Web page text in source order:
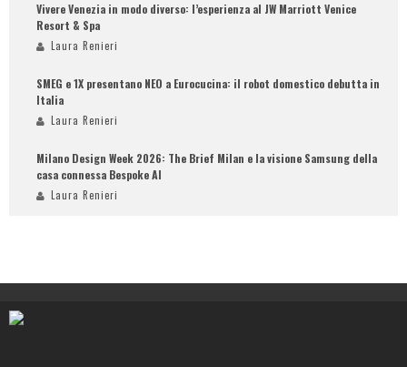
Vivere Venezia in modo diverso: l’esperienza al JW Marriott Venice
Resort & Spa
Laura Renieri
SMEG e 1X presentano NEO a Eurocucina: il robot domestico debutta in
Italia
Laura Renieri
Milano Design Week 2026: The Brief Milan e la visione Samsung della
casa connessa Bespoke AI
Laura Renieri